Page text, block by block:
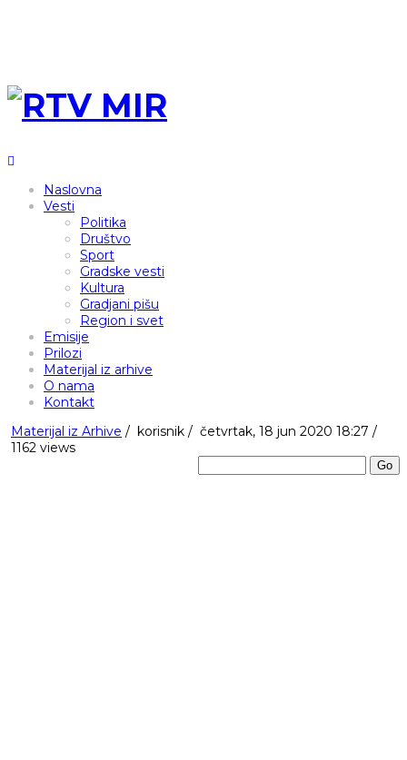
Naslovna
Vesti
Politika
Društvo
Sport
Gradske vesti
Kultura
Gradjani pišu
Region i svet
Emisije
Prilozi
Materijal iz arhive
O nama
Kontakt
Materijal iz Arhive / korisnik / četvrtak, 18 jun 2020 18:27 /
1162 views
Go